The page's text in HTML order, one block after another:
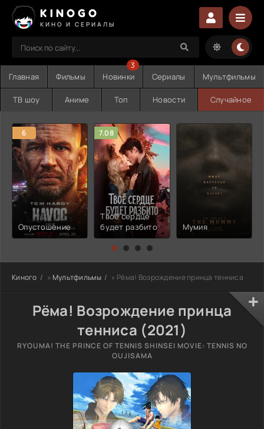
KINOGO
КИНО И СЕРИАЛЫ
Главная Фильмы Новинки
3
Сериалы Мультфильмы
ТВ шоу Аниме Топ Новости Случайное
6
Опустошение
7.08
Твоё сердце
будет разбито
Мумия
Киного » Мультфильмы » Рёма! Возрождение принца тенниса
Рёма! Возрождение принца
тенниса (2021)
RYOUMA! THE PRINCE OF TENNIS SHINSEI MOVIE: TENNIS NO
OUJISAMA